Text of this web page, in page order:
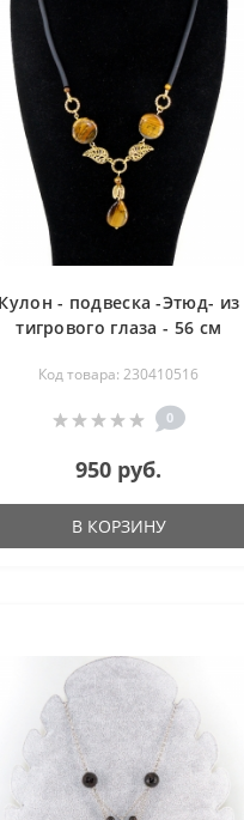
Кулон - подвеска -Этюд- из
тигрового глаза - 56 см
Код товара: 230410516
0
950 руб.
В КОРЗИНУ